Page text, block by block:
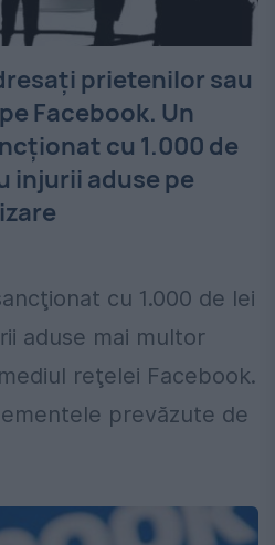
prietenilor sau
Facebook. Un
cu 1.000 de
injurii aduse pe
cu 1.000 de lei
aduse mai multor
reţelei Facebook.
prevăzute de